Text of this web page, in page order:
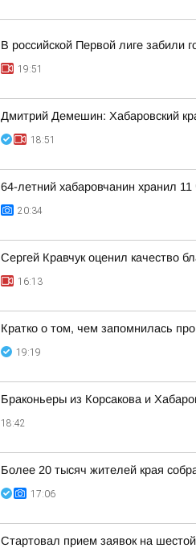
В российской Первой лиге забили
19:51
Дмитрий Демешин: Хабаровский
18:51
64-летний хабаровчанин хранил 11
20:34
Сергей Кравчук оценил качество
16:13
Кратко о том, чем запомнилась
19:19
Браконьеры из Корсакова и
18:42
Более 20 тысяч жителей края
17:06
Стартовал прием заявок на